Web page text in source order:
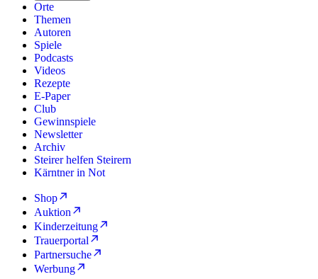
Orte
Themen
Autoren
Spiele
Podcasts
Videos
Rezepte
E-Paper
Club
Gewinnspiele
Newsletter
Archiv
Steirer helfen Steirern
Kärntner in Not
Shop
Auktion
Kinderzeitung
Trauerportal
Partnersuche
Werbung